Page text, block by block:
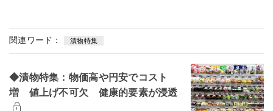
関連ワード： 漬物特集
◆漬物特集：物価高や円安でコスト
増 値上げ不可欠 健康的要素が浸透